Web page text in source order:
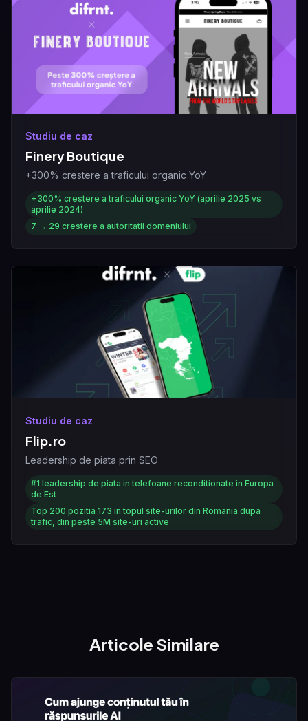
Studiu de caz
Finery Boutique
+300% crestere a traficului organic YoY
+300% crestere a traficului organic YoY (aprilie 2025 vs
aprilie 2024)
7 → 29 crestere a autoritatii domeniului
Studiu de caz
Flip.ro
Leadership de piata prin SEO
#1 leadership de piata in telefoane reconditionate in Europa
de Est
Top 200 pozitia 173 in topul site-urilor din Romania dupa
trafic, din peste 5M site-uri active
Articole Similare